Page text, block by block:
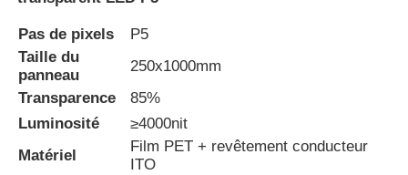
Pas de pixels
P5
Taille du
panneau
250x1000mm
Transparence
85%
Luminosité
≥4000nit
Matériel
Film PET + revêtement conducteur
ITO